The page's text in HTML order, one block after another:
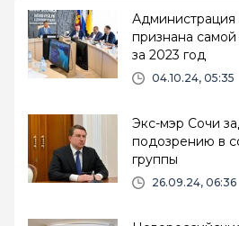
признана
за 2023 год
04.10.24, 05:35
Экс-мэр Сочи
подозрению в
группы
26.09.24, 06:36